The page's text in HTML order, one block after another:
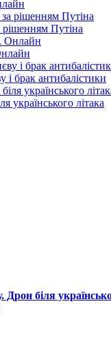
рішенням Путіна
брак антибалістики
українського літака
Дрон біля